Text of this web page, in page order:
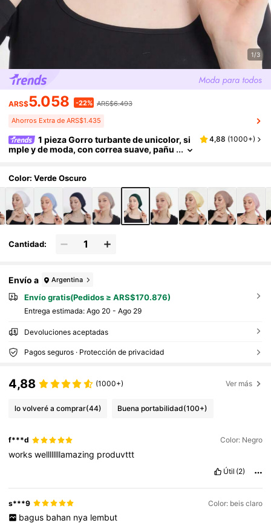
1/3
ARS$5.058 -22% ARS$6.493
Ahorros Extra de ARS$1.435
1 pieza Gorro turbante de unicolor, si
mple y de moda, con correa suave, pañu
e, accesorio de abaya para vestir
4,88 (1000+)
Color: Verde Oscuro
Cantidad:
Envío a Argentina
Envío gratis(Pedidos ≥ ARS$170.876)
Entrega estimada: Ago 20 - Ago 29
Devoluciones aceptadas
Pagos seguros · Protección de privacidad
4,88 (1000+) Ver más
lo volveré a comprar(44) Buena portabilidad(100+)
f***d Color: Negro
workswellllllllamazing produvttt
Útil (2)
s***9 Color: beis claro
bagus bahan nya lembut